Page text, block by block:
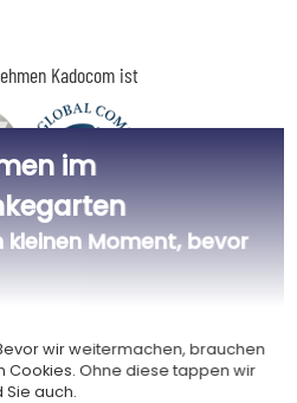
Kadocom ist
Mitglied von
Geschenk ist
im
kleinen Moment, bevor
wir weitermachen, brauchen
Cookies. Ohne diese tappen wir
Sie auch.